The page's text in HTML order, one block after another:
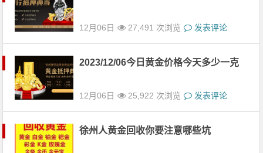
12月06日 27,491 次浏览 发表评论
2023/12/06今日黄金价格今天多少一克
12月06日 25,922 次浏览 发表评论
徐州人黄金回收你要注意哪些坑